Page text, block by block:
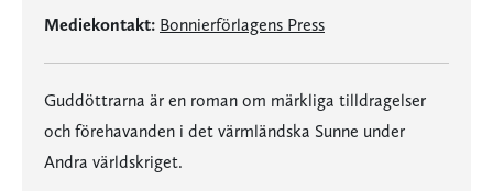
Mediekontakt: Bonnierförlagens Press
Guddöttrarna är en roman om märkliga tilldragelser
och förehavanden i det värmländska Sunne under
Andra världskriget.